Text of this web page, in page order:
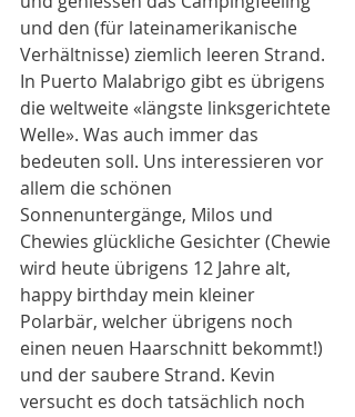
und den (für lateinamerikanische
Verhältnisse) ziemlich leeren Strand.
In Puerto Malabrigo gibt es übrigens
die weltweite «längste linksgerichtete
Welle». Was auch immer das
bedeuten soll. Uns interessieren vor
allem die schönen
Sonnenuntergänge, Milos und
Chewies glückliche Gesichter (Chewie
wird heute übrigens 12 Jahre alt,
happy birthday mein kleiner
Polarbär, welcher übrigens noch
einen neuen Haarschnitt bekommt!)
und der saubere Strand. Kevin
versucht es doch tatsächlich noch